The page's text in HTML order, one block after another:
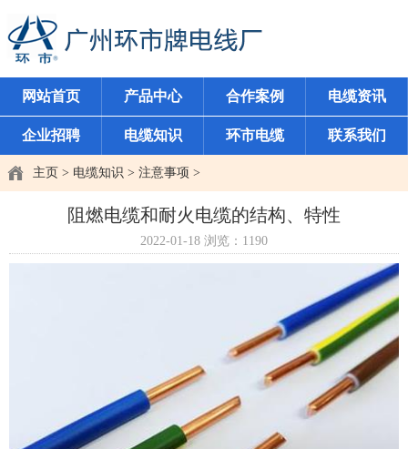
网站首页 产品中心 合作案例 电缆资讯
企业招聘 电缆知识 环市电缆 联系我们
主页 > 电缆知识 > 注意事项 >
阻燃电缆和耐火电缆的结构、特性
2022-01-18 浏览： 1190